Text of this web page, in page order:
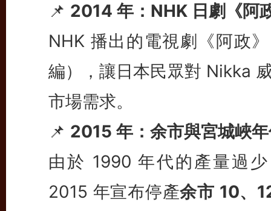
📌 2014 年：NHK 日劇《阿
NHK 播出的電視劇《阿政
編），讓日本民眾對 Nikka
市場需求。
📌 2015 年：余市與宮城峽
由於 1990 年代的產量過
2015 年宣布停產余市 10、